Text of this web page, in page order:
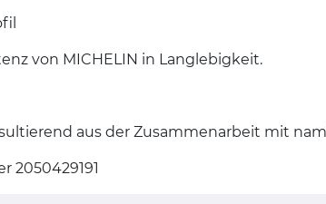
von MICHELIN in Langlebigkeit.
aus der Zusammenarbeit mit
2050429191